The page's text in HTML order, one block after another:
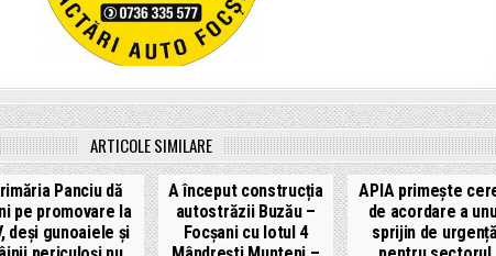
ARTICOLE SIMILARE
Panciu dă
pe promovare la
deși gunoaiele și
A început construcția
autostrăzii Buzău –
Focșani cu lotul 4
APIA primește
de acordare a
sprijin de urgență